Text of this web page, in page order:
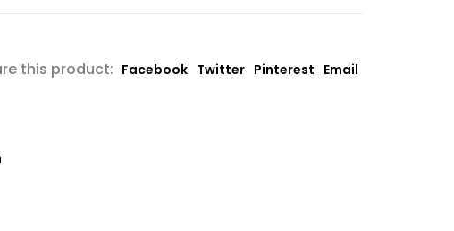
this product: Facebook Twitter Pinterest Email